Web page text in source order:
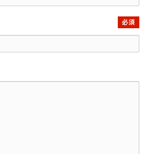
必須